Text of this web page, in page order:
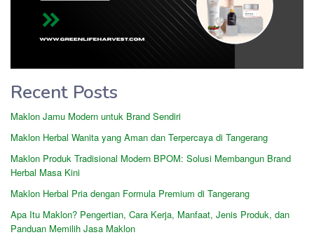
Recent Posts
Maklon Jamu Modern untuk Brand Sendiri
Maklon Herbal Wanita yang Aman dan Terpercaya di Tangerang
Maklon Produk Tradisional Modern BPOM: Solusi Membangun Brand
Herbal Masa Kini
Maklon Herbal Pria dengan Formula Premium di Tangerang
Apa Itu Maklon? Pengertian, Cara Kerja, Manfaat, Jenis Produk, dan
Panduan Memilih Jasa Maklon